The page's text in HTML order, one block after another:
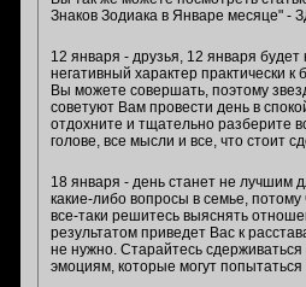
Знаков Зодиака в Январе месяце" -
12 января - друзья, 12 января будет
негативный характер практически
Вы можете совершать, поэтому
советуют Вам провести день в
отдохните и тщательно разберите
голове, все мысли и все, что стоит
18 января - день станет не лучшим
какие-либо вопросы в семье, потому
все-таки решитесь выяснять
результатом приведет Вас к
не нужно. Старайтесь сдерживаться
эмоциям, которые могут попытаться